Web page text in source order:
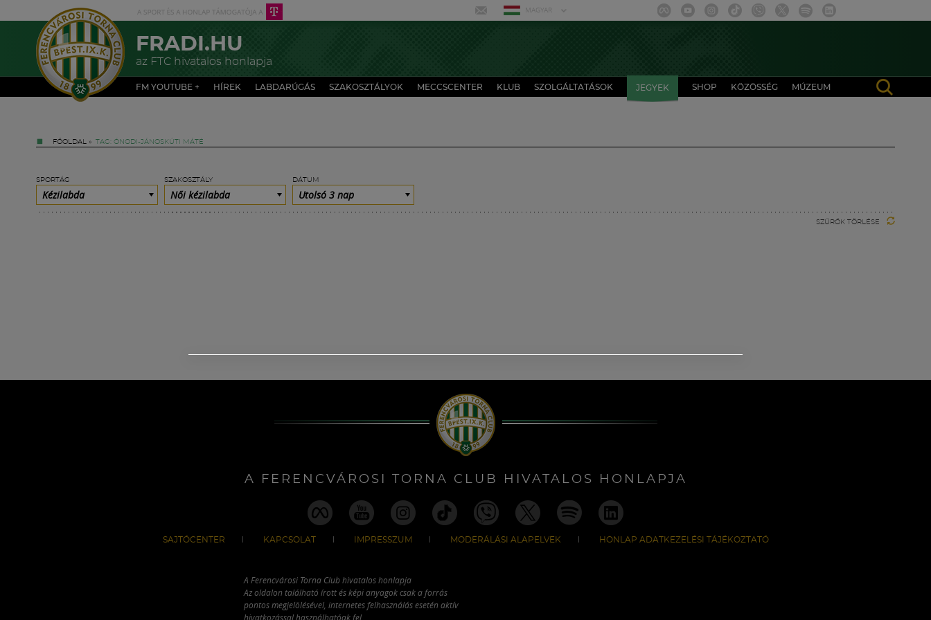
MAGYAR
FRADI.HU
az FTC hivatalos honlapja
FM YOUTUBE + HÍREK LABDARÚGÁS SZAKOSZTÁLYOK MECCSCENTER KLUB SZOLGÁLTATÁSOK JEGYEK SHOP KÖZÖSSÉG MÚZEUM
FŐOLDAL » TAG: ÓNODI-JÁNOSKÚTI MÁTÉ
SPORTÁG
Kézilabda
SZAKOSZTÁLY
Női kézilabda
DÁTUM
Utolsó 3 nap
SZŰRŐK TÖRLÉSE
A FERENCVÁROSI TORNA CLUB HIVATALOS HONLAPJA
SAJTÓCENTER KAPCSOLAT IMPRESSZUM MODERÁLÁSI ALAPELVEK HONLAP ADATKEZELÉSI TÁJÉKOZTATÓ
A Ferencvárosi Torna Club hivatalos honlapja
Az oldalon található írott és képi anyagok csak a forrás
pontos megjelölésével, internetes felhasználás esetén aktív
hivatkozással használhatóak fel.